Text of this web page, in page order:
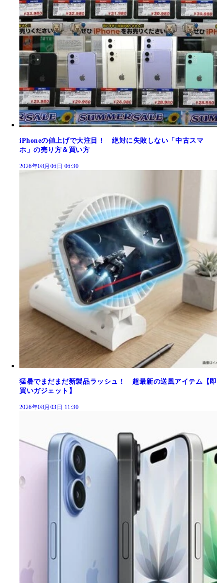
iPhoneの値上げで大注目！ 絶対に失敗しない「中古スマ
ホ」の売り方＆買い方
2026年08月06日 06:30
猛暑でまだまだ新製品ラッシュ！ 超最新の送風アイテム【即
買いガジェット】
2026年08月03日 11:30